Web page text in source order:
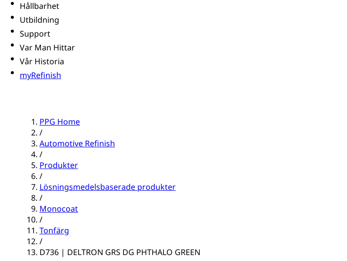
Hållbarhet
Utbildning
Support
Var Man Hittar
Vår Historia
myRefinish
PPG Home
/
Automotive Refinish
/
Produkter
/
Lösningsmedelsbaserade produkter
/
Monocoat
/
Tonfärg
/
D736 | DELTRON GRS DG PHTHALO GREEN